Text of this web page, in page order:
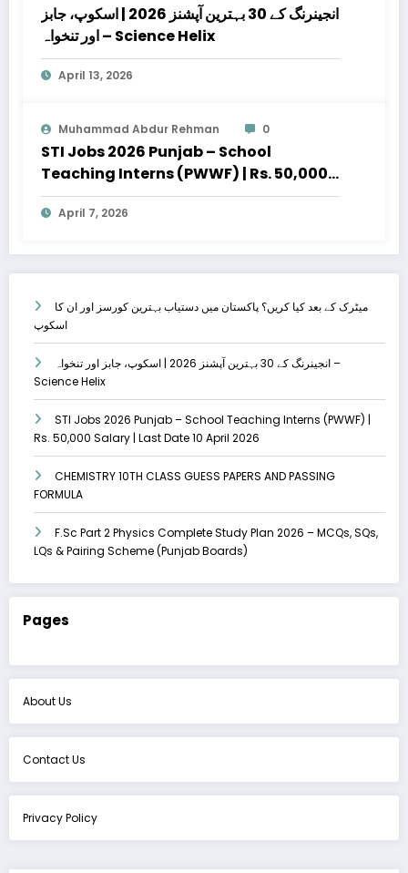
میٹرک کے بعد کیا کریں؟ پاکستان میں دستیاب بہترین کورسز اور ان کا
اسکوپ
انجینرنگ کے 30 بہترین آپشنز 2026 | اسکوپ، جابز اور تنخواہ –
Science Helix
STI Jobs 2026 Punjab – School Teaching Interns (PWWF) |
Rs. 50,000 Salary | Last Date 10 April 2026
CHEMISTRY 10TH CLASS GUESS PAPERS AND PASSING
FORMULA
F.Sc Part 2 Physics Complete Study Plan 2026 – MCQs, SQs,
LQs & Pairing Scheme (Punjab Boards)
Pages
About Us
Contact Us
Privacy Policy
انجینرنگ کے 30 بہترین آپشنز 2026 | اسکوپ، جابز
اور تنخواہ – Science Helix
April 13, 2026
Muhammad Abdur Rehman 0
STI Jobs 2026 Punjab – School
Teaching Interns (PWWF) | Rs. 50,000
Salary | Last Date 10 April 2026
April 7, 2026